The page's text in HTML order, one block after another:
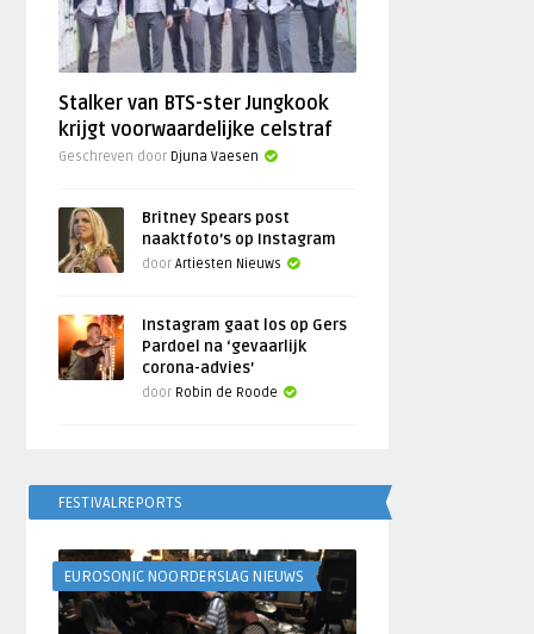
Stalker van BTS-ster Jungkook
krijgt voorwaardelijke celstraf
Geschreven door Djuna Vaesen
Britney Spears post
naaktfoto’s op Instagram
doorArtiesten Nieuws
Instagram gaat los op Gers
Pardoel na ‘gevaarlijk
corona-advies’
door Robin de Roode
FESTIVALREPORTS
EUROSONIC NOORDERSLAG NIEUWS